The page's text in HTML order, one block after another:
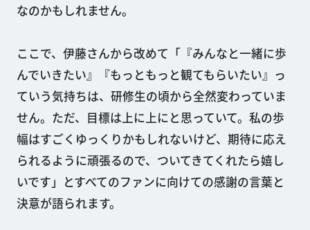
なのかもしれません。
ここで、伊藤さんから改めて「『みんなと一緒に歩
んでいきたい』『もっともっと観てもらいたい』っ
ていう気持ちは、研修生の頃から全然変わっていま
せん。ただ、目標は上に上にと思っていて。私の歩
幅はすごくゆっくりかもしれないけど、期待に応え
られるように頑張るので、ついてきてくれたら嬉し
いです」とすべてのファンに向けての感謝の言葉と
決意が語られます。